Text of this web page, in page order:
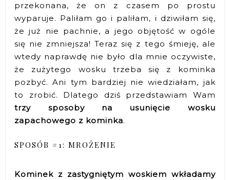
przekonana, że on z czasem po prostu
wyparuje. Paliłam go i paliłam, i dziwiłam się,
że już nie pachnie, a jego objętość w ogóle
się nie zmniejsza! Teraz się z tego śmieję, ale
wtedy naprawdę nie było dla mnie oczywiste,
że zużytego wosku trzeba się z kominka
pozbyć. Ani tym bardziej nie wiedziałam, jak
to zrobić. Dlatego dziś przedstawiam Wam
trzy sposoby na usunięcie wosku
zapachowego z kominka.
SPOSÓB #1: MROŻENIE
Kominek z zastygniętym woskiem wkładamy